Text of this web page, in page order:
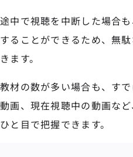
途中で視聴を中断した場合
することができるため、無
きます。
教材の数が多い場合も、す
動画、現在視聴中の動画な
ひと目で把握できます。